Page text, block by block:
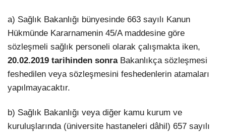
a) Sağlık Bakanlığı bünyesinde 663 sayılı Kanun
Hükmünde Kararnamenin 45/A maddesine göre
sözleşmeli sağlık personeli olarak çalışmakta iken,
20.02.2019 tarihinden sonra Bakanlıkça sözleşmesi
feshedilen veya sözleşmesini feshedenlerin atamaları
yapılmayacaktır.
b) Sağlık Bakanlığı veya diğer kamu kurum ve
kuruluşlarında (üniversite hastaneleri dâhil) 657 sayılı